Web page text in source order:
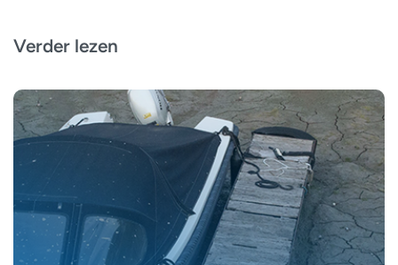
Verder lezen